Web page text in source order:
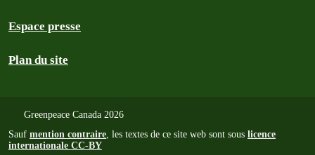
Espace presse
Plan du site
Greenpeace Canada 2026
Sauf mention contraire, les textes de ce site web sont sous licence
internationale CC-BY